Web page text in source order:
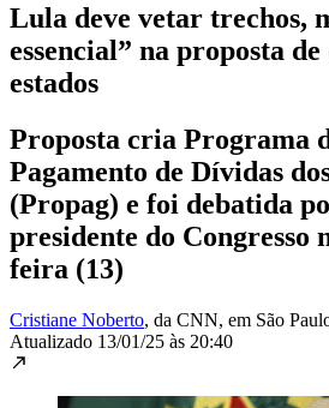
Lula deve vetar trechos,
essencial” na proposta
estados
Proposta cria Programa
Pagamento de Dívidas
(Propag) e foi debatida
presidente do Congresso
feira (13)
Cristiane Noberto, da CNN, em São
Atualizado 13/01/25 às 20:40